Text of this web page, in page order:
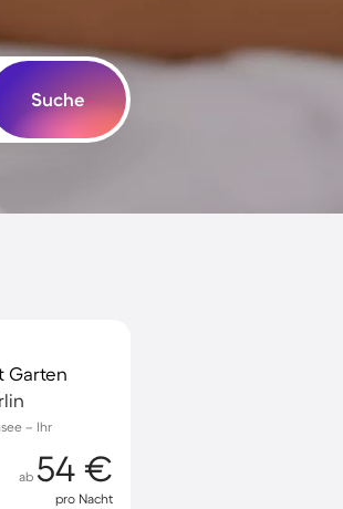
Suche
Garten
– Ihr
ab 54 €
pro Nacht